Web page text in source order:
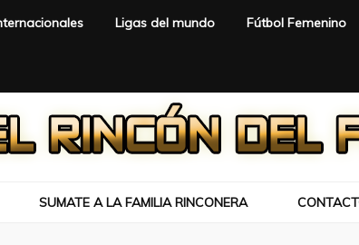
Ligas del mundo Fútbol Femenino
SUMATE A LA FAMILIA RINCONERA